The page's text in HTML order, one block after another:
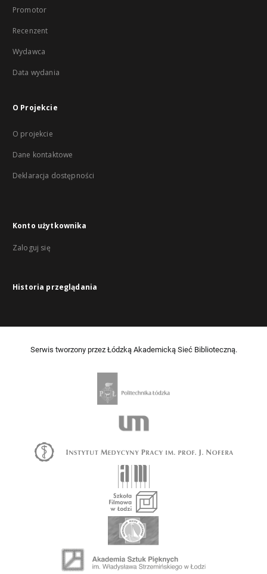
Promotor
Recenzent
Wydawca
Data wydania
O Projekcie
O projekcie
Dane kontaktowe
Deklaracja dostępności
Konto użytkownika
Zaloguj się
Historia przeglądania
Serwis tworzony przez Łódzką Akademicką Sieć Biblioteczną.